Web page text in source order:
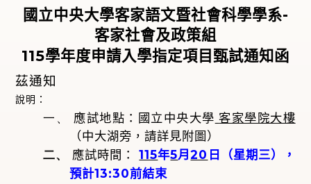
國立中央大學客家語文暨社會科學學系-
客家社會及政策組
115學年度申請入學指定項目甄試通知函
茲通知
說明：
一、 應試地點：國立中央大學 客家學院大樓
（中大湖旁，請詳見附圖）
二、 應試時間： 115年5月20 日（星期三），
預計13:30前結束